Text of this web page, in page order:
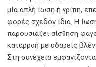
μία απλή ίωση ή γρίπη,
φορές σχεδόν ίδια. Η
παρουσιάζει αίσθηση
καταρροή με υδαρείς
Στη συνέχεια